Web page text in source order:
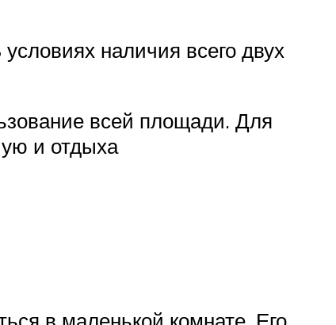
наличия всего двух
всей площади. Для
и отдыха
в маленькой комнате. Его